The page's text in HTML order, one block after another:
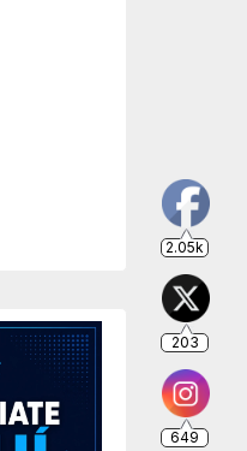
2.05k
203
649